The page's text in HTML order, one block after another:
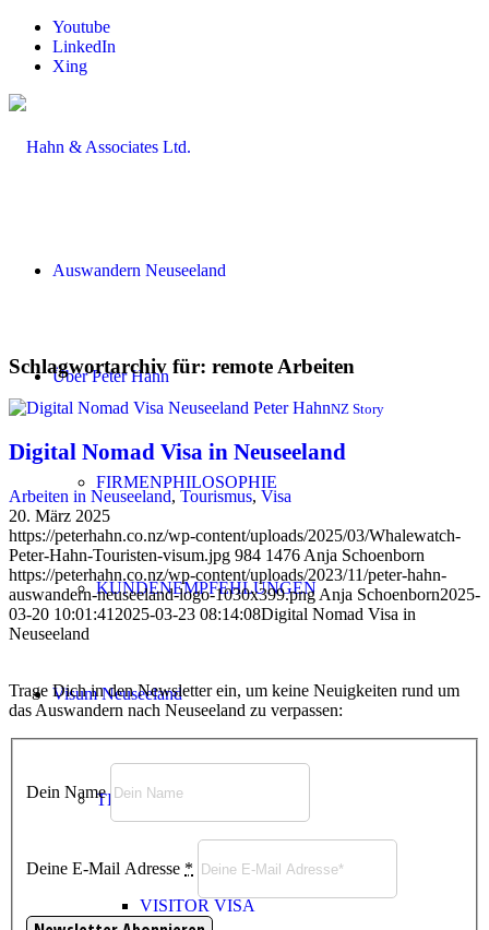
Youtube
LinkedIn
Xing
Auswandern Neuseeland
Über Peter Hahn
FIRMENPHILOSOPHIE
KUNDENEMPFEHLUNGEN
Visum Neuseeland
TEMPORARY VISA
VISITOR VISA
Schlagwortarchiv für: remote Arbeiten
NZ Story
Digital Nomad Visa in Neuseeland
Arbeiten in Neuseeland, Tourismus, Visa
20. März 2025
https://peterhahn.co.nz/wp-content/uploads/2025/03/Whalewatch-
Peter-Hahn-Touristen-visum.jpg 984 1476 Anja Schoenborn
https://peterhahn.co.nz/wp-content/uploads/2023/11/peter-hahn-
auswandern-neuseeland-logo-1030x399.png Anja Schoenborn2025-
03-20 10:01:41 2025-03-23 08:14:08Digital Nomad Visa in
Neuseeland
Trage Dich in den Newsletter ein, um keine Neuigkeiten rund um
das Auswandern nach Neuseeland zu verpassen:
Dein Name
Deine E-Mail Adresse *